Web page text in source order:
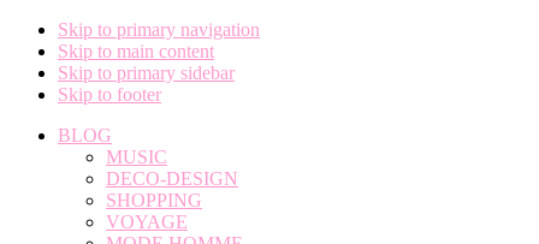
Skip to primary navigation
Skip to main content
Skip to primary sidebar
Skip to footer
BLOG
MUSIC
DECO-DESIGN
SHOPPING
VOYAGE